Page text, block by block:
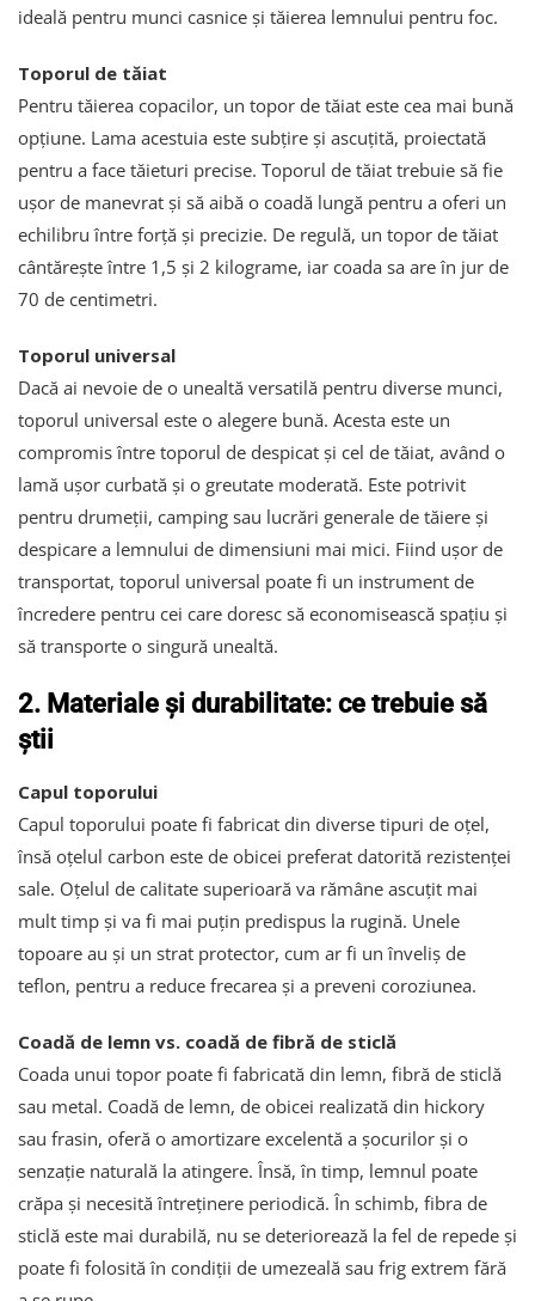
ideală pentru munci casnice și tăierea lemnului pentru foc.
Toporul de tăiat
Pentru tăierea copacilor, un topor de tăiat este cea mai bună
opțiune. Lama acestuia este subțire și ascuțită, proiectată
pentru a face tăieturi precise. Toporul de tăiat trebuie să fie
ușor de manevrat și să aibă o coadă lungă pentru a oferi un
echilibru între forță și precizie. De regulă, un topor de tăiat
cântărește între 1,5 și 2 kilograme, iar coada sa are în jur de
70 de centimetri.
Toporul universal
Dacă ai nevoie de o unealtă versatilă pentru diverse munci,
toporul universal este o alegere bună. Acesta este un
compromis între toporul de despicat și cel de tăiat, având o
lamă ușor curbată și o greutate moderată. Este potrivit
pentru drumeții, camping sau lucrări generale de tăiere și
despicare a lemnului de dimensiuni mai mici. Fiind ușor de
transportat, toporul universal poate fi un instrument de
încredere pentru cei care doresc să economisească spațiu și
să transporte o singură unealtă.
2. Materiale și durabilitate: ce trebuie să
știi
Capul toporului
Capul toporului poate fi fabricat din diverse tipuri de oțel,
însă oțelul carbon este de obicei preferat datorită rezistenței
sale. Oțelul de calitate superioară va rămâne ascuțit mai
mult timp și va fi mai puțin predispus la rugină. Unele
topoare au și un strat protector, cum ar fi un înveliș de
teflon, pentru a reduce frecarea și a preveni coroziunea.
Coadă de lemn vs. coadă de fibră de sticlă
Coada unui topor poate fi fabricată din lemn, fibră de sticlă
sau metal. Coadă de lemn, de obicei realizată din hickory
sau frasin, oferă o amortizare excelentă a șocurilor și o
senzație naturală la atingere. Însă, în timp, lemnul poate
crăpa și necesită întreținere periodică. În schimb, fibra de
sticlă este mai durabilă, nu se deteriorează la fel de repede și
poate fi folosită în condiții de umezeală sau frig extrem fără